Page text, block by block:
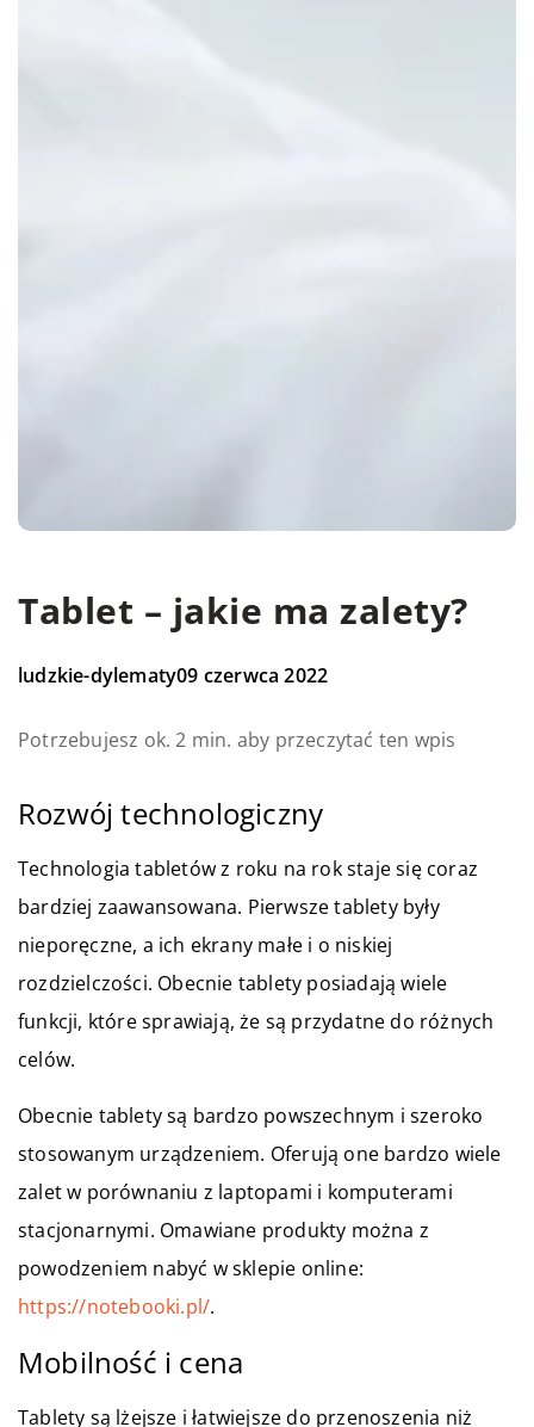
Tablet – jakie ma zalety?
ludzkie-dylematy09 czerwca 2022
Potrzebujesz ok. 2 min. aby przeczytać ten wpis
Rozwój technologiczny
Technologia tabletów z roku na rok staje się coraz
bardziej zaawansowana. Pierwsze tablety były
nieporęczne, a ich ekrany małe i o niskiej
rozdzielczości. Obecnie tablety posiadają wiele
funkcji, które sprawiają, że są przydatne do różnych
celów.
Obecnie tablety są bardzo powszechnym i szeroko
stosowanym urządzeniem. Oferują one bardzo wiele
zalet w porównaniu z laptopami i komputerami
stacjonarnymi. Omawiane produkty można z
powodzeniem nabyć w sklepie online:
https://notebooki.pl/.
Mobilność i cena
Tablety są lżejsze i łatwiejsze do przenoszenia niż